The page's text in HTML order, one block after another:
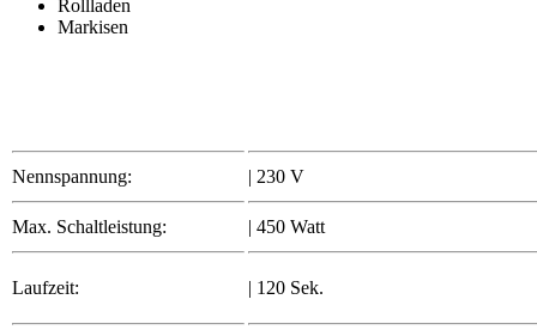
Rollladen
Markisen
Nennspannung: | 230 V
Max. Schaltleistung: | 450 Watt
Laufzeit: | 120 Sek.